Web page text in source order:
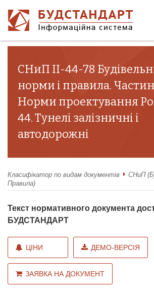
СНиП II-44-78
норми і правила.
Норми проектування
44. Тунелі залізничні і
автодорожні
Класифікатор по видам документів
СНиП
Правила)
Текст нормативного документа
БУДСТАНДАРТ
ЦІНИ ДЕМО-ВЕРСІЯ
ЗАЯВКА НА ДОКУМЕНТ